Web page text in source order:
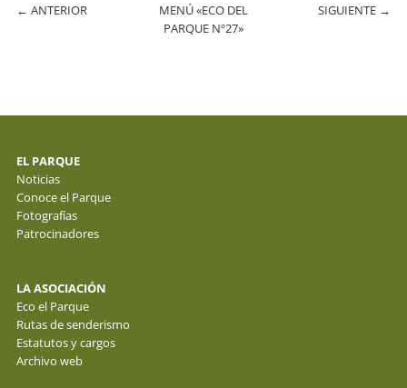
← ANTERIOR
MENÚ «ECO DEL
PARQUE Nº27»
SIGUIENTE →
EL PARQUE
Noticias
Conoce el Parque
Fotografías
Patrocinadores
LA ASOCIACIÓN
Eco el Parque
Rutas de senderismo
Estatutos y cargos
Archivo web